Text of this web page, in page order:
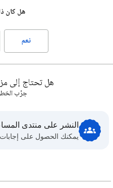
هل كان
نعم
هل تحتاج إلى
جرِّب
النشر على منتدى
يمكنك الحصول على